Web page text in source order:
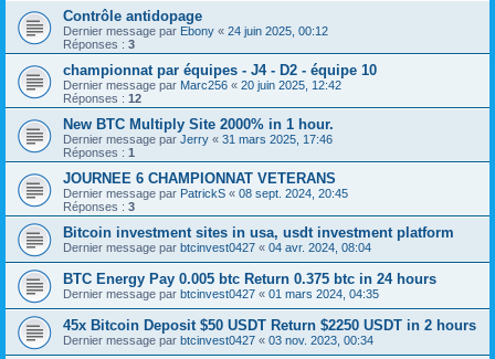
Contrôle antidopage
Dernier message par Ebony « 24 juin 2025, 00:12
Réponses : 3
championnat par équipes - J4 - D2 - équipe 10
Dernier message par Marc256 « 20 juin 2025, 12:42
Réponses : 12
New BTC Multiply Site 2000% in 1 hour.
Dernier message par Jerry « 31 mars 2025, 17:46
Réponses : 1
JOURNEE 6 CHAMPIONNAT VETERANS
Dernier message par PatrickS « 08 sept. 2024, 20:45
Réponses : 3
Bitcoin investment sites in usa, usdt investment platform
Dernier message par btcinvest0427 « 04 avr. 2024, 08:04
BTC Energy Pay 0.005 btc Return 0.375 btc in 24 hours
Dernier message par btcinvest0427 « 01 mars 2024, 04:35
45x Bitcoin Deposit $50 USDT Return $2250 USDT in 2 hours
Dernier message par btcinvest0427 « 03 nov. 2023, 00:34